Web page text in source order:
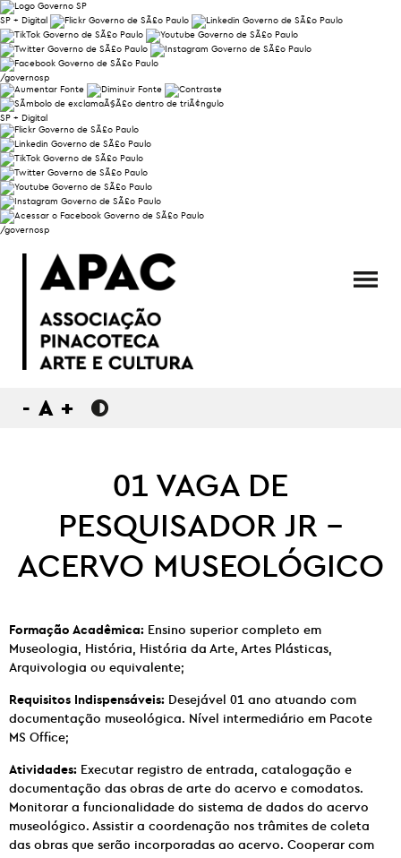
SP + Digital
/governosp
SP + Digital
/governosp
- A +
01 VAGA DE
PESQUISADOR JR –
ACERVO MUSEOLÓGICO
Formação Acadêmica: Ensino superior completo em
Museologia, História, História da Arte, Artes Plásticas,
Arquivologia ou equivalente;
Requisitos Indispensáveis: Desejável 01 ano atuando com
documentação museológica. Nível intermediário em Pacote
MS Office;
Atividades: Executar registro de entrada, catalogação e
documentação das obras de arte do acervo e comodatos.
Monitorar a funcionalidade do sistema de dados do acervo
museológico. Assistir a coordenação nos trâmites de coleta
das obras que serão incorporadas ao acervo. Cooperar com